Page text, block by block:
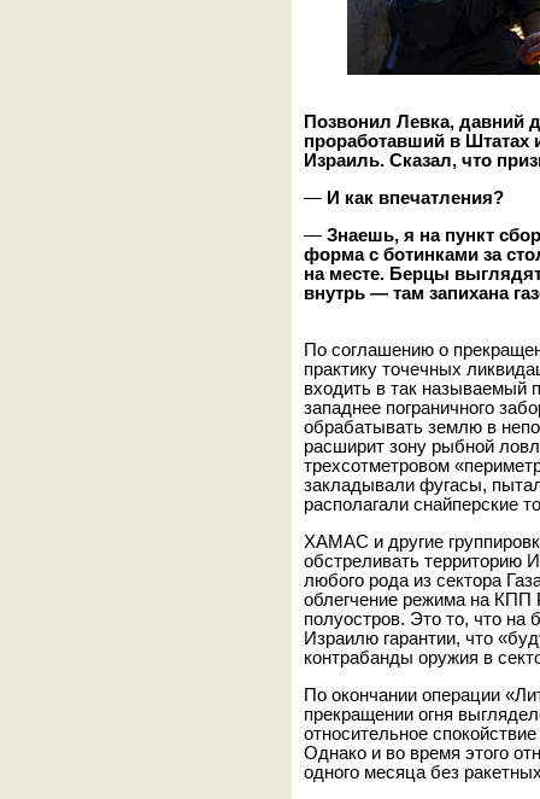
Позвонил Левка, давний
проработавший в Штатах
Израиль. Сказал, что
— И как впечатления?
— Знаешь, я на пункт
форма с ботинками за
на месте. Берцы
внутрь — там запихана
По соглашению о
практику точечных
входить в так называемый
западнее пограничного
обрабатывать землю в
расширит зону рыбной
трехсотметровом
закладывали фугасы,
располагали снайперские
ХАМАС и другие
обстреливать территорию
любого рода из сектора
облегчение режима на
полуостров. Это то, что на
Израилю гарантии, что
контрабанды оружия в
По окончании операции
прекращении огня
относительное
Однако и во время этого
одного месяца без